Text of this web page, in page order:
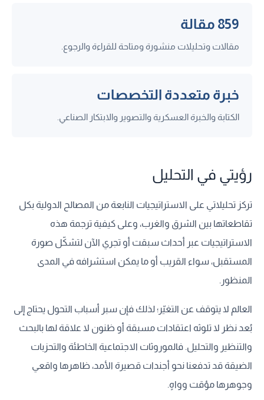
859 مقالة
مقالات وتحليلات منشورة ومتاحة للقراءة والرجوع.
خبرة متعددة التخصصات
الكتابة والخبرة العسكرية والتصوير والابتكار الصناعي.
رؤيتي في التحليل
تركز تحليلاتي على الاستراتيجيات النابعة من المصالح الدولية بكل
تقاطعاتها بين الشرق والغرب، وعلى كيفية ترجمة هذه
الاستراتيجيات عبر أحداث سبقت أو تجري الآن لتشكّل صورة
المستقبل، سواء القريب أو ما يمكن استشرافه في المدى
المنظور.
العالم لا يتوقف عن التغيّر؛ لذلك فإن سبر أسباب التحول يحتاج إلى
بُعد نظر لا تلوثه اعتقادات مسبقة أو ظنون لا علاقة لها بالبحث
والتنظير والتحليل. فالموروثات الاجتماعية الخاطئة والتحزبات
الضيقة قد تدفعنا نحو أجندات قصيرة الأمد، ظاهرها واقعي
وجوهرها مؤقت وواهٍ.